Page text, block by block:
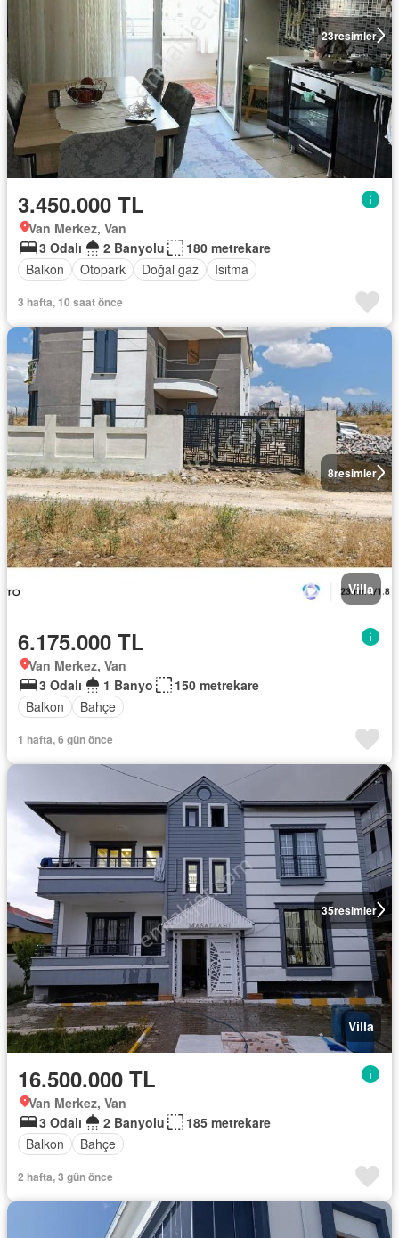
23resimler
3.450.000 TL
Van Merkez, Van
3 Odalı
2 Banyolu
180 metrekare
Balkon
Otopark Doğal gaz Isıtma
3 hafta, 10 saat önce
8resimler
Villa
6.175.000 TL
Van Merkez, Van
3 Odalı
1 Banyo
150 metrekare
Balkon
Bahçe
1 hafta, 6 gün önce
35resimler
Villa
16.500.000 TL
Van Merkez, Van
3 Odalı
2 Banyolu
185 metrekare
Balkon
Bahçe
2 hafta, 3 gün önce